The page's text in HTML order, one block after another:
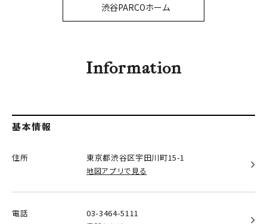
渋谷PARCOホーム
Information
基本情報
住所 東京都渋谷区宇田川町15-1
地図アプリで見る
電話 03-3464-5111